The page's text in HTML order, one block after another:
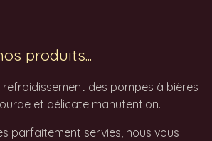
produits...
refroidissement des pompes à bières
et délicate manutention.
parfaitement servies, nous vous